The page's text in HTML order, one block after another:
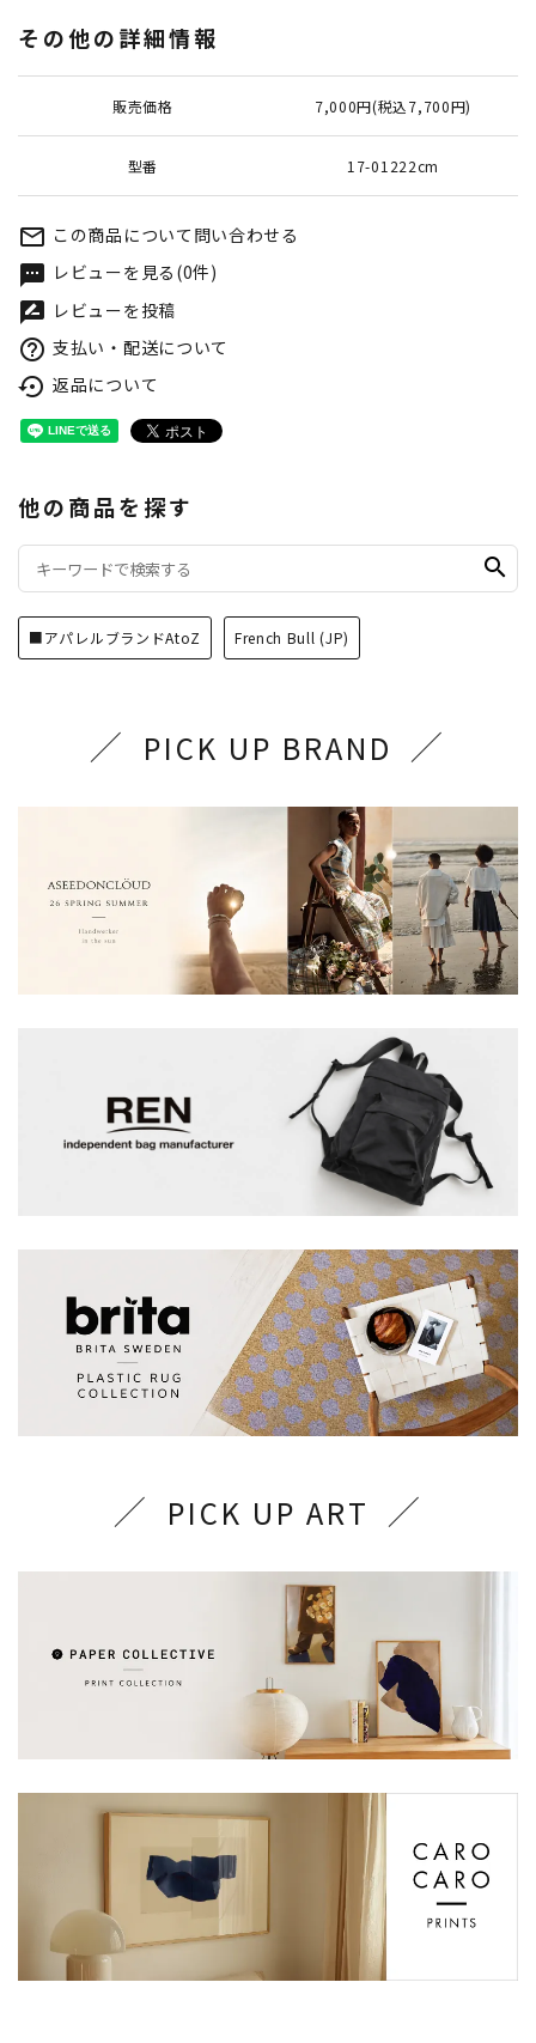
その他の詳細情報
販売価格 7,000円(税込7,700円)
型番 17-01222cm
mail_outline この商品について問い合わせる
textsms レビューを見る(0件)
rate_review レビューを投稿
help_outline 支払い・配送について
settings_backup_restore 返品について
他の商品を探す
search
■アパレルブランドAtoZ French Bull (JP)
PICK UP BRAND
PICK UP ART